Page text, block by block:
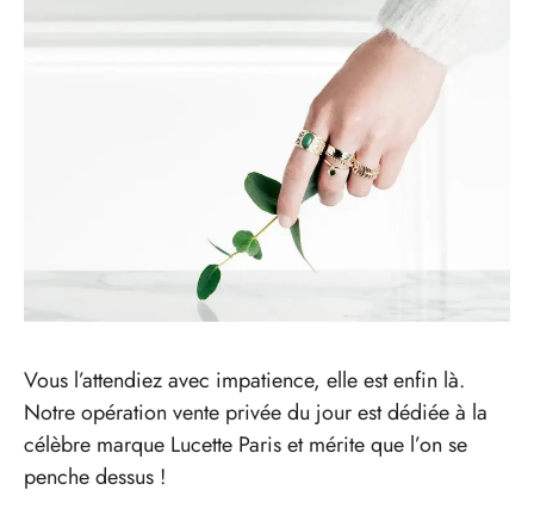
Vous l’attendiez avec impatience, elle est enfin là.
Notre opération vente privée du jour est dédiée à la
célèbre marque Lucette Paris et mérite que l’on se
penche dessus !